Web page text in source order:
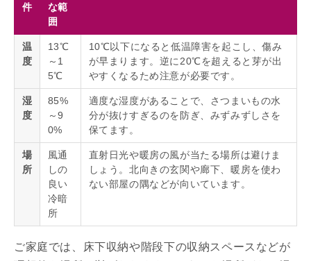
件
な範
囲
温
度
13℃
～1
5℃
10℃以下になると低温障害を起こし、傷み
が早まります。逆に20℃を超えると芽が出
やすくなるため注意が必要です。
湿
度
85%
～9
0%
適度な湿度があることで、さつまいもの水
分が抜けすぎるのを防ぎ、みずみずしさを
保てます。
場
所
風通
しの
良い
冷暗
所
直射日光や暖房の風が当たる場所は避けま
しょう。北向きの玄関や廊下、暖房を使わ
ない部屋の隅などが向いています。
ご家庭では、床下収納や階段下の収納スペースなどが